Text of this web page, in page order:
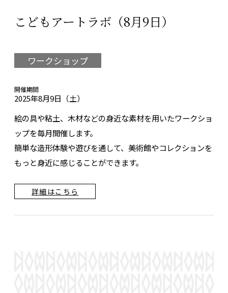
こどもアートラボ（8月9日）
ワークショップ
開催期間
2025年8月9日（土）
絵の具や粘土、木材などの身近な素材を用いたワークショ
ップを毎月開催します。
簡単な造形体験や遊びを通して、美術館やコレクションを
もっと身近に感じることができます。
詳細はこちら